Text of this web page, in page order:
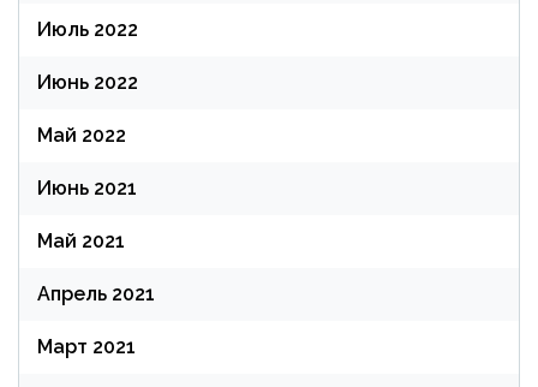
Июль 2022
Июнь 2022
Май 2022
Июнь 2021
Май 2021
Апрель 2021
Март 2021